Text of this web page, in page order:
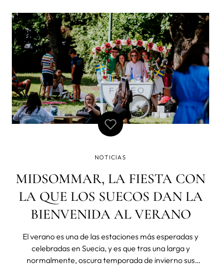
Metaverso como experiencia única ¡Lanzamos, bailamos
y conquis
NOTICIAS
MIDSOMMAR, LA FIESTA CON
LA QUE LOS SUECOS DAN LA
BIENVENIDA AL VERANO
El verano es una de las estaciones más esperadas y
celebradas en Suecia, y es que tras una larga y
normalmente, oscura temporada de invierno sus